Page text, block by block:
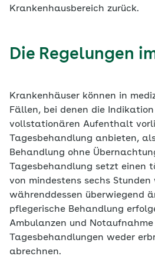
Krankenhausbereich zurück.
Die Regelungen
Krankenhäuser können in
Fällen, bei denen die
vollstationären Aufenthalt
Tagesbehandlung anbieten,
Behandlung ohne
Tagesbehandlung setzt einen
von mindestens sechs Stunden
währenddessen überwiegend
pflegerische Behandlung
Ambulanzen und Notaufnahme
Tagesbehandlungen weder
abrechnen.